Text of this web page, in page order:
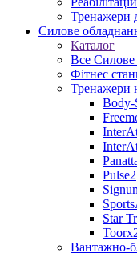
Тренажери
Силове
Каталог
Все Силове
Фітнес
Тренажери
Body-
Pulse2
Star
Toorx
Вантажно-